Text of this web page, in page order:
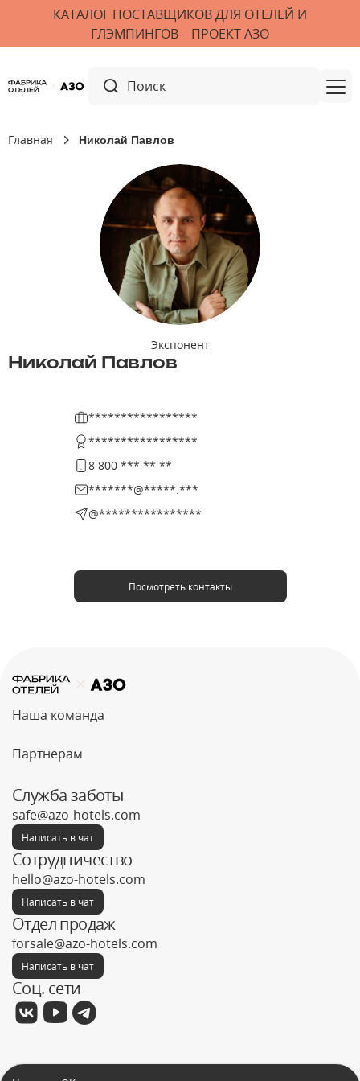
КАТАЛОГ ПОСТАВЩИКОВ ДЛЯ ОТЕЛЕЙ И
ГЛЭМПИНГОВ – ПРОЕКТ АЗО
Главная Николай Павлов
Экспонент
Николай Павлов
*****************
*****************
8 800 *** ** **
*******@*****.***
@****************
Посмотреть контакты
Наша команда
Партнерам
Служба заботы
safe@azo-hotels.com
Написать в чат
Сотрудничество
hello@azo-hotels.com
Написать в чат
Отдел продаж
forsale@azo-hotels.com
Написать в чат
Соц. сети
Фабрика отелей © 2026